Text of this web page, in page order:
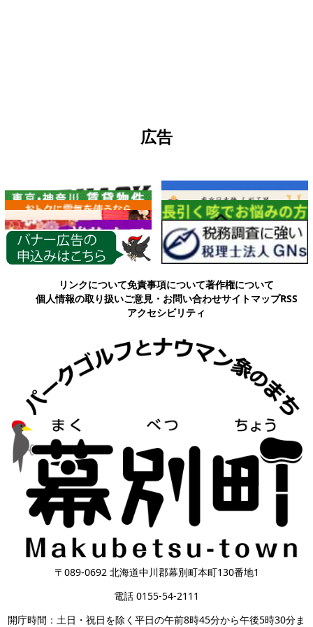
広告
各種情報
リンクについて免責事項について著作権について
個人情報の取り扱いご意見・お問い合わせサイトマップRSS
アクセシビリティ
〒089-0692 北海道中川郡幕別町本町130番地1
電話 0155-54-2111
開庁時間：土日・祝日を除く平日の午前8時45分から午後5時30分ま